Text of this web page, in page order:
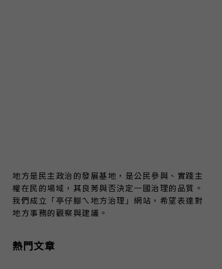
地方是民主政治的發展基地，是公民參與、實踐主
權在民的場域，其良莠與否決定一國治理的品質。
我們成立「亭仔腳ㄟ地方治理」網站，希望表達對
地方事務的觀察與建議。
熱門文章